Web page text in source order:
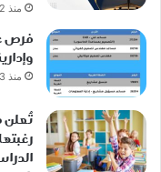
منذ 22 ساعة
فرص
منذ 23 ساعة
تُعلن
الدراسي